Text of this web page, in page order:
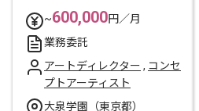
~600,000円／月
業務委託
アートディレクター , コンセ
プトアーティスト
大泉学園（東京都）